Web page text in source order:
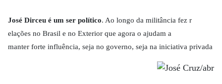
José Dirceu é um ser político. Ao longo da militância fez r
elações no Brasil e no Exterior que agora o ajudam a
manter forte influência, seja no governo, seja na iniciativa privada